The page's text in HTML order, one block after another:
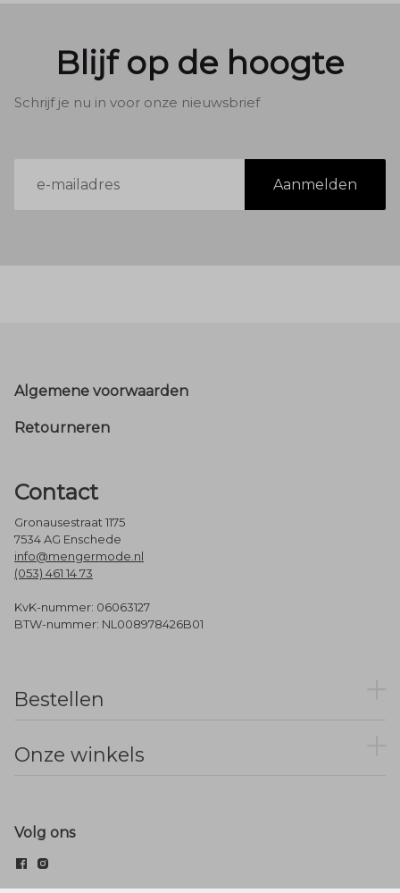
Blijf op de hoogte
Schrijf je nu in voor onze nieuwsbrief
mailadres
Aanmelden
Footer
Algemene voorwaarden
Retourneren
Contact
Gronausestraat 1175
7534 AG Enschede
info@mengermode.nl
(053) 461 14 73
KvK-nummer: 06063127
BTW-nummer: NL008978426B01
Bestellen
Onze winkels
Volg ons